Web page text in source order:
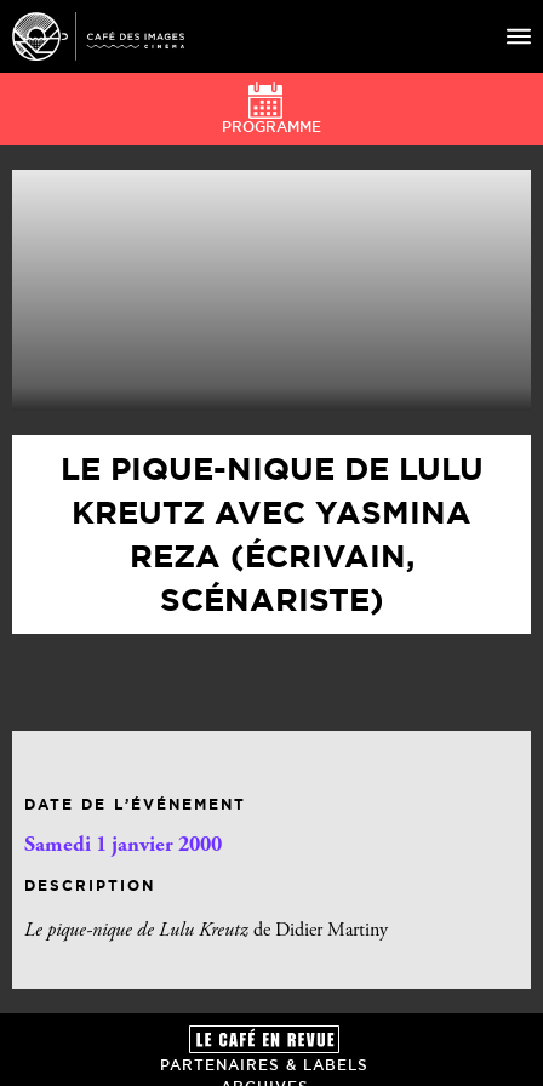
À L’AFFICHE
PROGRAMME
LE PIQUE-NIQUE DE LULU
KREUTZ AVEC YASMINA
REZA (ÉCRIVAIN,
SCÉNARISTE)
DATE DE L’ÉVÉNEMENT
Samedi 1 janvier 2000
DESCRIPTION
Le pique-nique de Lulu Kreutz de Didier Martiny
PARTENAIRES & LABELS